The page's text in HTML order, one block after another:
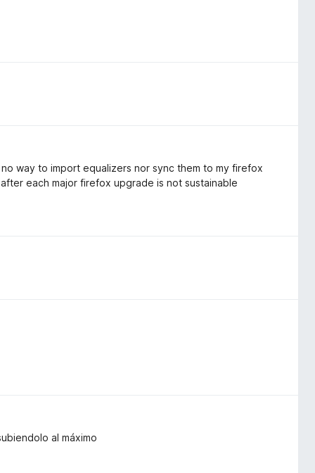
with the media playback pipeline
resolved without any changes to browser settings.
way to import equalizers nor sync them to my firefox
each major firefox upgrade is not sustainable
al máximo